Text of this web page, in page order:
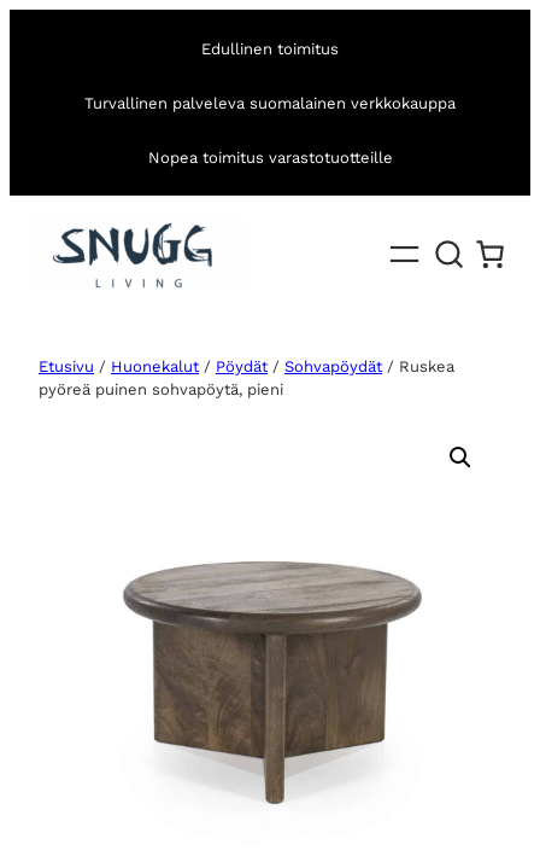
Edullinen toimitus
Turvallinen palveleva suomalainen verkkokauppa
Nopea toimitus varastotuotteille
Etusivu / Huonekalut / Pöydät / Sohvapöydät / Ruskea
pyöreä puinen sohvapöytä, pieni